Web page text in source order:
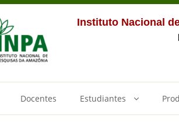
Instituto Nacional
Docentes Estudiantes